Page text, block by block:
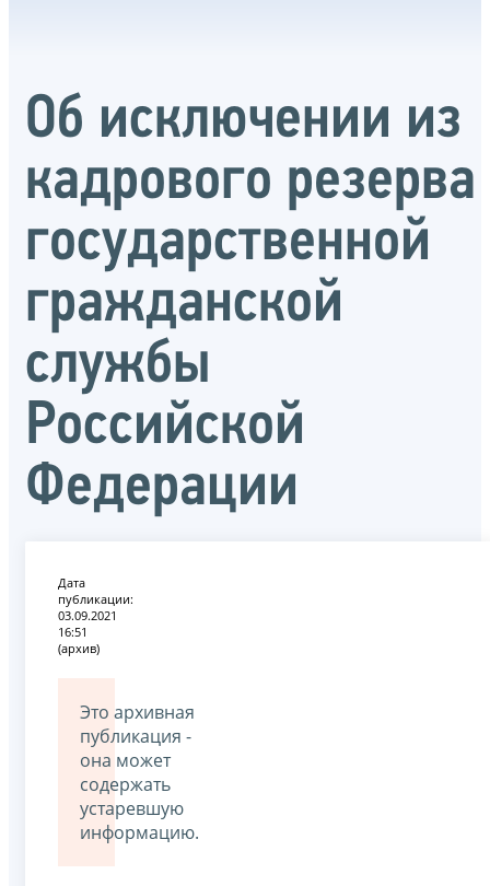
Об исключении из
кадрового резерва
государственной
гражданской
службы
Российской
Федерации
Дата
публикации:
03.09.2021
16:51
(архив)
Это архивная
публикация -
она может
содержать
устаревшую
информацию.